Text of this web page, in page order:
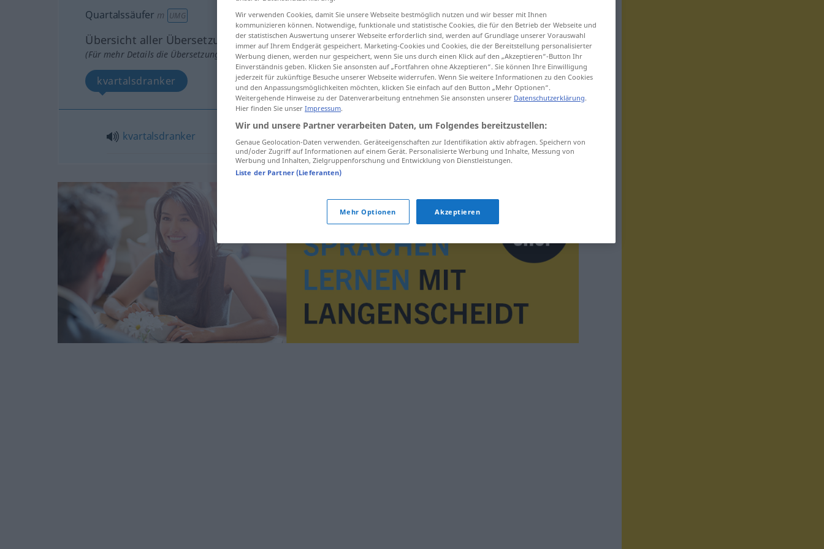
Quartalssäufer m UMG
Übersicht aller Übersetzungen
(Für mehr Details die Übersetzung anklicken/antippen)
kvartalsdranker
kvartalsdranker
Wir verwenden Cookies, damit Sie unsere Webseite bestmöglich nutzen und wir besser mit Ihnen
kommunizieren können. Notwendige, funktionale und statistische Cookies, die für den Betrieb der Webseite und
der statistischen Auswertung unserer Webseite erforderlich sind, werden auf Grundlage unserer Vorauswahl
immer auf Ihrem Endgerät gespeichert. Marketing-Cookies und Cookies, die der Bereitstellung personalisierter
Werbung dienen, werden nur gespeichert, wenn Sie uns durch einen Klick auf den „Akzeptieren“-Button Ihr
Einverständnis geben. Klicken Sie ansonsten auf „Fortfahren ohne Akzeptieren“. Sie können Ihre Einwilligung
jederzeit für zukünftige Besuche unserer Webseite widerrufen. Wenn Sie weitere Informationen zu den Cookies
und den Anpassungsmöglichkeiten möchten, klicken Sie einfach auf den Button „Mehr Optionen“.
Weitergehende Hinweise zu der Datenverarbeitung entnehmen Sie ansonsten unserer Datenschutzerklärung.
Hier finden Sie unser Impressum.
Wir und unsere Partner verarbeiten Daten, um Folgendes bereitzustellen:
Genaue Geolocation-Daten verwenden. Geräteeigenschaften zur Identifikation aktiv abfragen. Speichern von
und/oder Zugriff auf Informationen auf einem Gerät. Personalisierte Werbung und Inhalte, Messung von
Werbung und Inhalten, Zielgruppenforschung und Entwicklung von Dienstleistungen.
Liste der Partner (Lieferanten)
Mehr Optionen Akzeptieren